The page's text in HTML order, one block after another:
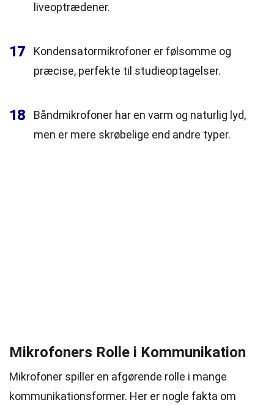
liveoptrædener.
17
Kondensatormikrofoner er følsomme og
præcise, perfekte til studieoptagelser.
18
Båndmikrofoner har en varm og naturlig lyd,
men er mere skrøbelige end andre typer.
Mikrofoners Rolle i Kommunikation
Mikrofoner spiller en afgørende rolle i mange
kommunikationsformer. Her er nogle fakta om